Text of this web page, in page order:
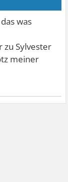
was
zu Sylvester
meiner